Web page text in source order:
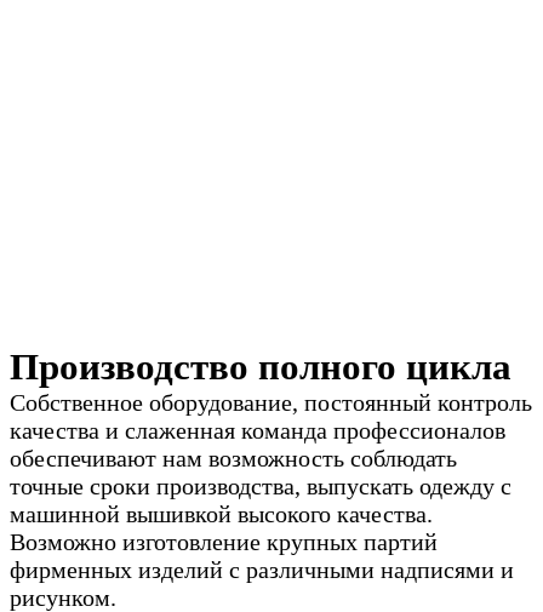
Производство полного цикла
Собственное оборудование, постоянный контроль
качества и слаженная команда профессионалов
обеспечивают нам возможность соблюдать
точные сроки производства, выпускать одежду с
машинной вышивкой высокого качества.
Возможно изготовление крупных партий
фирменных изделий с различными надписями и
рисунком.